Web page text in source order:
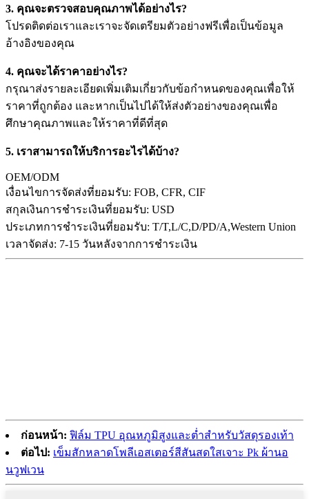
3. คุณจะตรวจสอบคุณภาพได้อย่างไร?
โปรดติดต่อเราและเราจะจัดเตรียมตัวอย่างฟรีเพื่อเป็นข้อมูล
อ้างอิงของคุณ
4. คุณจะได้ราคาอย่างไร?
กรุณาส่งรายละเอียดเพิ่มเติมเกี่ยวกับข้อกำหนดของคุณเพื่อให้
ราคาที่ถูกต้อง และหากเป็นไปได้ให้ส่งตัวอย่างของคุณเพื่อ
ศึกษาคุณภาพและให้ราคาที่ดีที่สุด
5. เราสามารถให้บริการอะไรได้บ้าง?
OEM/ODM
เงื่อนไขการจัดส่งที่ยอมรับ: FOB, CFR, CIF
สกุลเงินการชำระเงินที่ยอมรับ: USD
ประเภทการชำระเงินที่ยอมรับ: T/T,L/C,D/PD/A,Western Union
เวลาจัดส่ง: 7-15 วันหลังจากการชำระเงิน
ก่อนหน้า: ฟิล์ม TPU อุณหภูมิสูงและต่ำสำหรับวัสดุรองเท้า
ต่อไป: เข็มสักหลาดโพลีเอสเตอร์สีสันสดใสเจาะ Pk ผ้านอ
นวูฟเวน